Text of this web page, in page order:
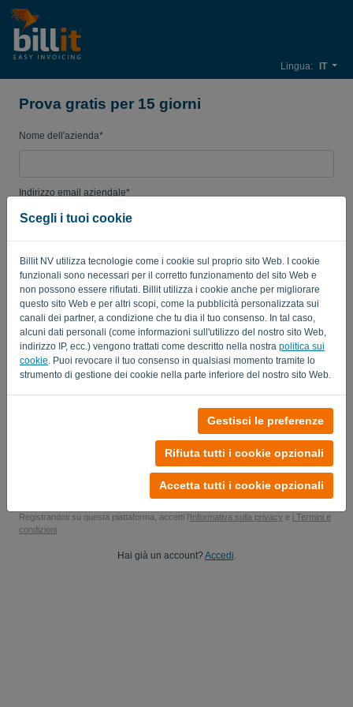
Scegli i tuoi cookie
Billit NV utilizza tecnologie come i cookie sul proprio sito Web. I cookie
funzionali sono necessari per il corretto funzionamento del sito Web e
non possono essere rifiutati. Billit utilizza i cookie anche per migliorare
questo sito Web e per altri scopi, come la pubblicità personalizzata sui
canali dei partner, a condizione che tu dia il tuo consenso. In tal caso,
alcuni dati personali (come informazioni sull'utilizzo del nostro sito Web,
indirizzo IP, ecc.) vengono trattati come descritto nella nostra politica sui
cookie . Puoi revocare il tuo consenso in qualsiasi momento tramite lo
strumento di gestione dei cookie nella parte inferiore del nostro sito Web.
Gestisci le preferenze
Rifiuta tutti i cookie opzionali
Accetta tutti i cookie opzionali
Lingua: IT
Prova gratis per 15 giorni
Nome dell'azienda*
Indirizzo email aziendale*
Paese
Sì, potrebbe inviare gli aggiornamenti del mio prodotto..
Inizia la tua prova gratuita
Carta di credito non richiesta
Senza vincoli! 100% senza impegno
Registrandoti su questa piattaforma, accetti l'Informativa sulla privacy e i Termini e
condizioni
Hai già un account? Accedi.